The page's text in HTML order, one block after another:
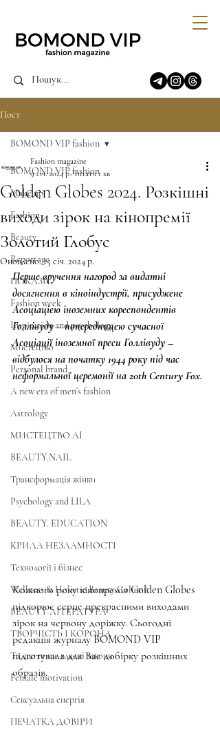
Пост
BOMOND VIP fashion
Make up
Fashion
Beauty
Reportage
ПОКАЗИ
Fashion week
Inspiration and psychology
Мистецтво
Personal brand
A new era of men's fashion
Astrology
МИСТЕЦТВО AI
BEAUTY.NAIL
Трансформація жінки
Psychology and LILA
BEAUTY. EDUCATION
КРИЛА НЕЗЛАМНОСТІ
Технології і бізнес
Wellness & Holistic Beauty Column
BEAUTY ЛІТЕРАТУРА
ТВОРЧІСТЬ І КОРОНА
Та, що пише власні закони
Female motivation
Сексуальна енергія
ПЕЧАТКА ДОВІРИ
BOMOND VIP fashion
Golden Globes 2024. Розкішні
виходи зірок на кінопремії
Золотий Глобус
Fashion magazine
9 січ. 2024 р.Читати 1 хв
Оновлено:15 січ. 2024 р.
Перше вручення нагород за видатні
досягнення в кіноіндустрії, присуджене
Асоціацією іноземних кореспондентів
Голлівуду – попередницею сучасної
Асоціації іноземної преси Голлівуду –
відбулося на початку 1944 року під час
неформальної церемонії на 20th Century Fox.
Кожного року кінопремія Golden Globes
підкорює серце прекрасними виходами
зірок на червону доріжку. Сьогодні
редакція журналу BOMOND VIP
підготувала для Вас добірку розкішних
образів.